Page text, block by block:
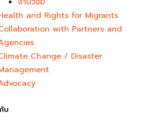
and Rights for Migrants
with Partners and
Change / Disaster
บ